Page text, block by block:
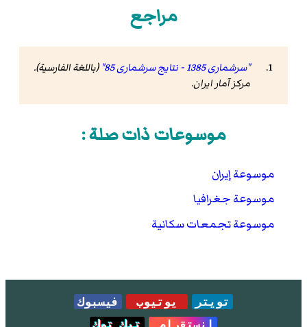
مراجع
"سرشماری 1385 - نتایج سرشماری 85"
(باللغة الفارسية).
مرکز آمار ایران.
موسوعات ذات صلة :
موسوعة إيران
موسوعة جغرافيا
موسوعة تجمعات سكانية
تويتر يوتيوب
فيسبوك